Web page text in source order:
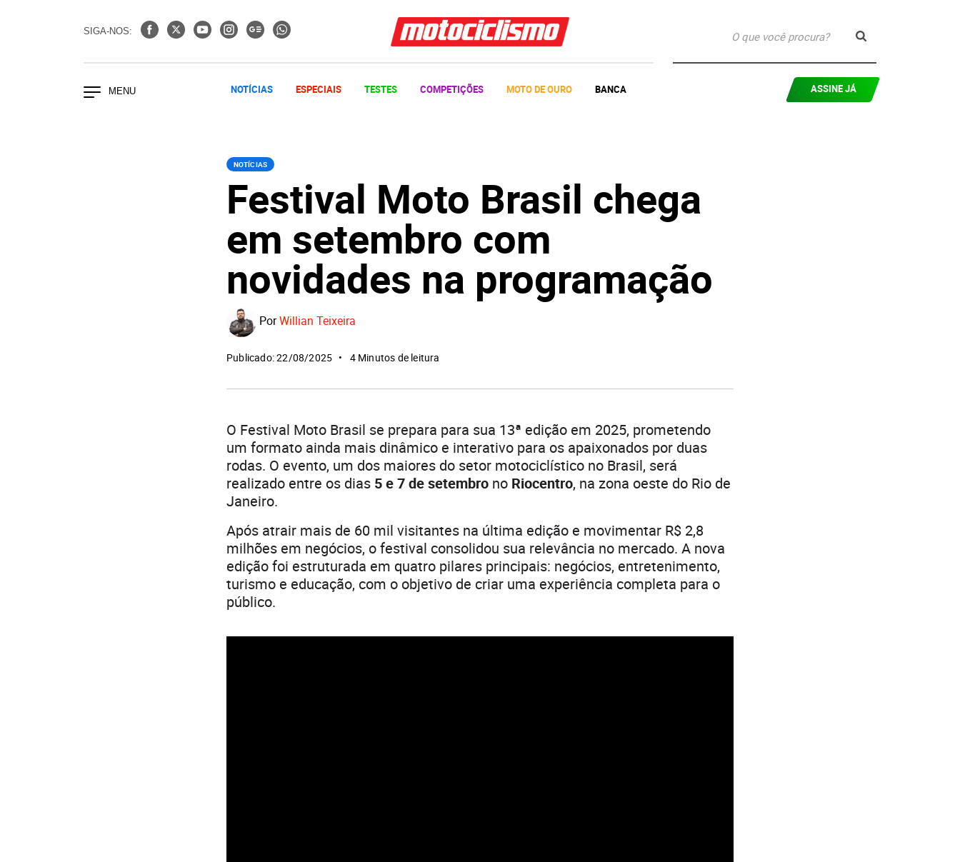
SIGA-NOS:
NOTÍCIAS ESPECIAIS TESTES COMPETIÇÕES MOTO DE OURO BANCA ASSINE JÁ
NOTÍCIAS
Festival Moto Brasil chega
em setembro com
novidades na programação
PorWillian Teixeira
Publicado: 22/08/2025 4 Minutos de leitura
O Festival Moto Brasil se prepara para sua 13ª edição em 2025, prometendo
um formato ainda mais dinâmico e interativo para os apaixonados por duas
rodas. O evento, um dos maiores do setor motociclístico no Brasil, será
realizado entre os dias 5 e 7 de setembro no Riocentro, na zona oeste do Rio de
Janeiro.
Após atrair mais de 60 mil visitantes na última edição e movimentar R$ 2,8
milhões em negócios, o festival consolidou sua relevância no mercado. A nova
edição foi estruturada em quatro pilares principais: negócios, entretenimento,
turismo e educação, com o objetivo de criar uma experiência completa para o
público.